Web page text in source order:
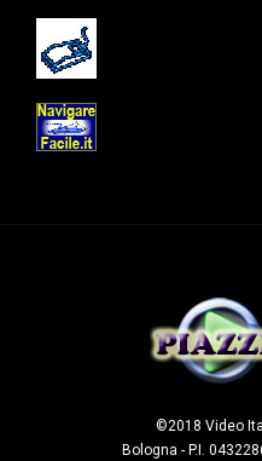
©2018 Video
Bologna - P.I.